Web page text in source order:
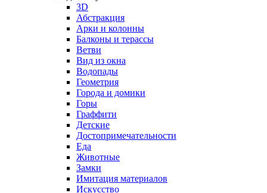
3D
Абстракция
Арки и колонны
Балконы и терассы
Ветви
Вид из окна
Водопады
Геометрия
Города и домики
Горы
Граффити
Детские
Достопримечательности
Еда
Животные
Замки
Имитация материалов
Искусство